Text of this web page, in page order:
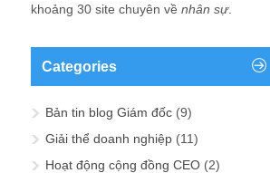
khoảng 30 site chuyên về nhân sự.
Categories
Bản tin blog Giám đốc (9)
Giải thể doanh nghiệp (11)
Hoạt động cộng đồng CEO (2)